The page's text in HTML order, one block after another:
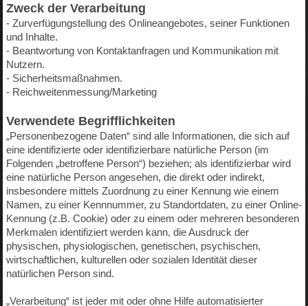
Zweck der Verarbeitung
- Zurverfügungstellung des Onlineangebotes, seiner Funktionen
und Inhalte.
- Beantwortung von Kontaktanfragen und Kommunikation mit
Nutzern.
- Sicherheitsmaßnahmen.
- Reichweitenmessung/Marketing
Verwendete Begrifflichkeiten
„Personenbezogene Daten“ sind alle Informationen, die sich auf
eine identifizierte oder identifizierbare natürliche Person (im
Folgenden „betroffene Person“) beziehen; als identifizierbar wird
eine natürliche Person angesehen, die direkt oder indirekt,
insbesondere mittels Zuordnung zu einer Kennung wie einem
Namen, zu einer Kennnummer, zu Standortdaten, zu einer Online-
Kennung (z.B. Cookie) oder zu einem oder mehreren besonderen
Merkmalen identifiziert werden kann, die Ausdruck der
physischen, physiologischen, genetischen, psychischen,
wirtschaftlichen, kulturellen oder sozialen Identität dieser
natürlichen Person sind.
„Verarbeitung“ ist jeder mit oder ohne Hilfe automatisierter